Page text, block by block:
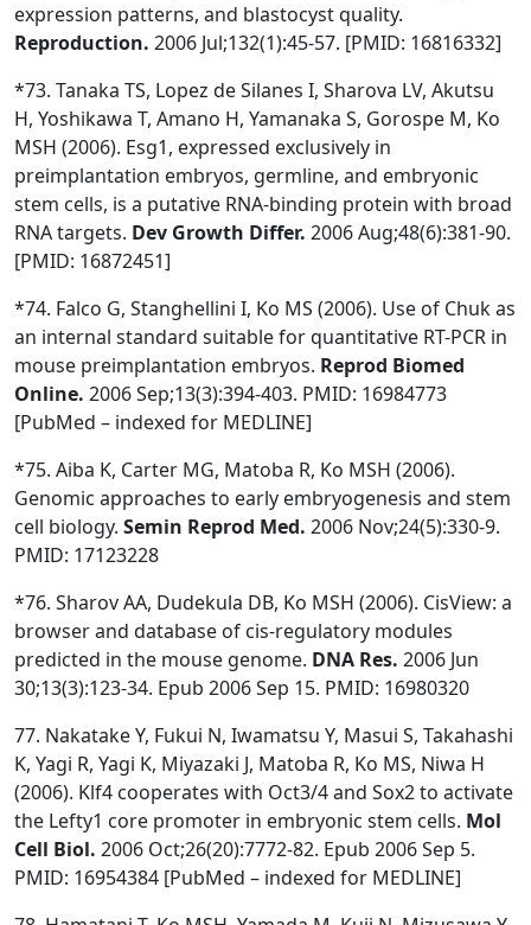
expression patterns, and blastocyst quality.
Reproduction. 2006 Jul;132(1):45-57. [PMID: 16816332]
*73. Tanaka TS, Lopez de Silanes I, Sharova LV, Akutsu
H, Yoshikawa T, Amano H, Yamanaka S, Gorospe M, Ko
MSH (2006). Esg1, expressed exclusively in
preimplantation embryos, germline, and embryonic
stem cells, is a putative RNA-binding protein with broad
RNA targets. Dev Growth Differ. 2006 Aug;48(6):381-90.
[PMID: 16872451]
*74. Falco G, Stanghellini I, Ko MS (2006). Use of Chuk as
an internal standard suitable for quantitative RT-PCR in
mouse preimplantation embryos. Reprod Biomed
Online. 2006 Sep;13(3):394-403. PMID: 16984773
[PubMed – indexed for MEDLINE]
*75. Aiba K, Carter MG, Matoba R, Ko MSH (2006).
Genomic approaches to early embryogenesis and stem
cell biology. Semin Reprod Med. 2006 Nov;24(5):330-9.
PMID: 17123228
*76. Sharov AA, Dudekula DB, Ko MSH (2006). CisView: a
browser and database of cis-regulatory modules
predicted in the mouse genome. DNA Res. 2006 Jun
30;13(3):123-34. Epub 2006 Sep 15. PMID: 16980320
77. Nakatake Y, Fukui N, Iwamatsu Y, Masui S, Takahashi
K, Yagi R, Yagi K, Miyazaki J, Matoba R, Ko MS, Niwa H
(2006). Klf4 cooperates with Oct3/4 and Sox2 to activate
the Lefty1 core promoter in embryonic stem cells. Mol
Cell Biol. 2006 Oct;26(20):7772-82. Epub 2006 Sep 5.
PMID: 16954384 [PubMed – indexed for MEDLINE]